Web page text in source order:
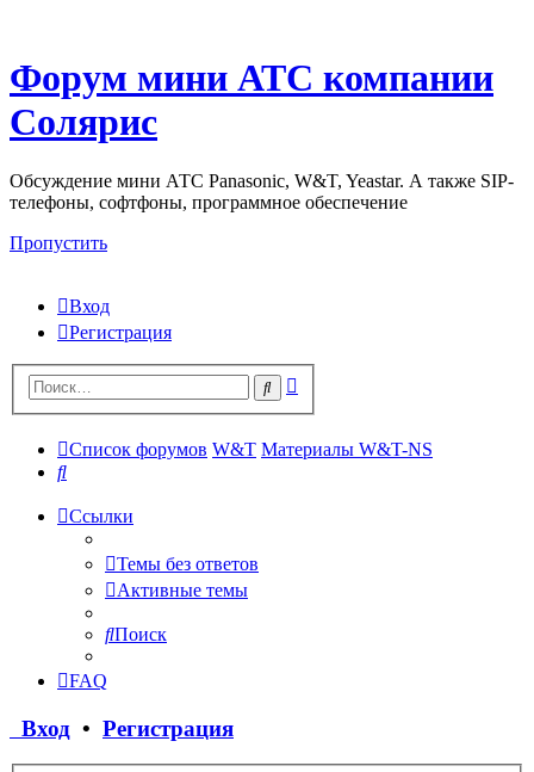
Форум мини АТС компании
Солярис
Обсуждение мини АТС Panasonic, W&T, Yeastar. А также SIP-
телефоны, софтфоны, программное обеспечение
Пропустить
Вход
Регистрация
Поиск
Список форумов W&T Материалы W&T-NS
Поиск
Ссылки
Темы без ответов
Активные темы
Поиск
FAQ
Вход • Регистрация